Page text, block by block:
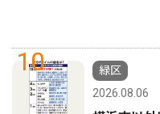
10
緑区
2026.08.06